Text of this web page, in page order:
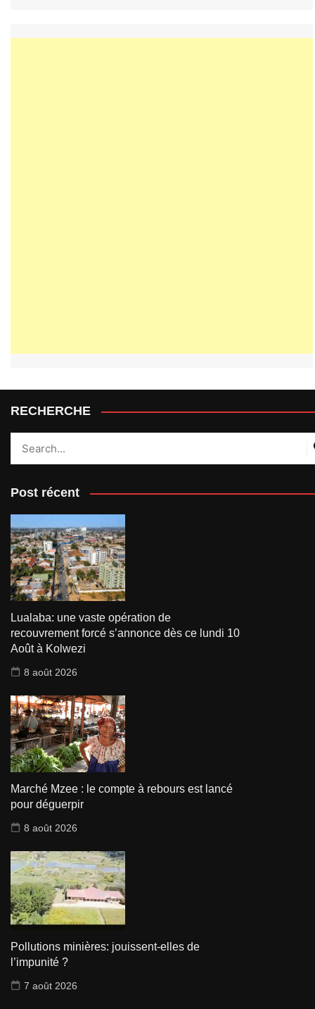
RECHERCHE
Post récent
Lualaba: une vaste opération de
recouvrement forcé s’annonce dès ce lundi 10
Août à Kolwezi
8 août 2026
Marché Mzee : le compte à rebours est lancé
pour déguerpir
8 août 2026
Pollutions minières: jouissent-elles de
l’impunité ?
7 août 2026